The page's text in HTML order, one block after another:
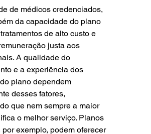
de médicos credenciados,
da capacidade do plano
de alto custo e
justa aos
A qualidade do
e a experiência dos
plano dependem
desses fatores,
que nem sempre a maior
o melhor serviço. Planos
por exemplo, podem oferecer